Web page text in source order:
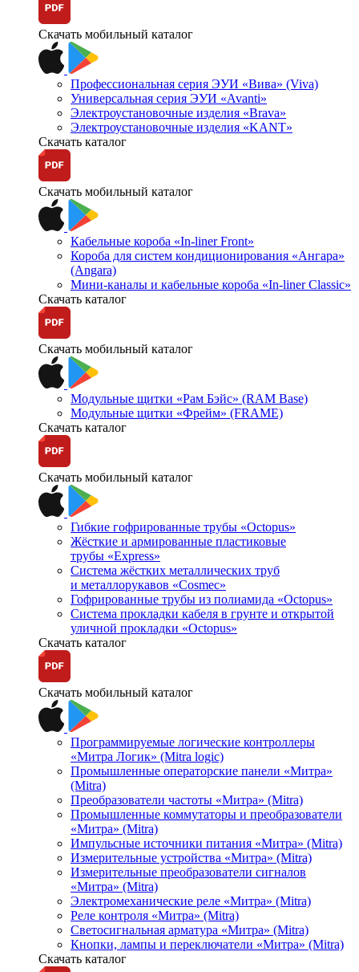
Скачать мобильный каталог
Профессиональная серия ЭУИ «Вива» (Viva)
Универсальная серия ЭУИ «Avanti»
Электроустановочные изделия «Brava»
Электроустановочные изделия «KANT»
Скачать каталог
Скачать мобильный каталог
Кабельные короба «In-liner Front»
Короба для систем кондиционирования «Ангара»
(Angara)
Мини-каналы и кабельные короба «In-liner Classic»
Скачать каталог
Скачать мобильный каталог
Модульные щитки «Рам Бэйс» (RAM Base)
Модульные щитки «Фрейм» (FRAME)
Скачать каталог
Скачать мобильный каталог
Гибкие гофрированные трубы «Octopus»
Жёсткие и армированные пластиковые
трубы «Express»
Система жёстких металлических труб
и металлорукавов «Cosmec»
Гофрированные трубы из полиамида «Octopus»
Система прокладки кабеля в грунте и открытой
уличной прокладки «Octopus»
Скачать каталог
Скачать мобильный каталог
Программируемые логические контроллеры
«Митра Логик» (Mitra logic)
Промышленные операторские панели «Митра»
(Mitra)
Преобразователи частоты «Митра» (Mitra)
Промышленные коммутаторы и преобразователи
«Митра» (Mitra)
Импульсные источники питания «Митра» (Mitra)
Измерительные устройства «Митра» (Mitra)
Измерительные преобразователи сигналов
«Митра» (Mitra)
Электромеханические реле «Митра» (Mitra)
Реле контроля «Митра» (Mitra)
Светосигнальная арматура «Митра» (Mitra)
Кнопки, лампы и переключатели «Митра» (Mitra)
Скачать каталог